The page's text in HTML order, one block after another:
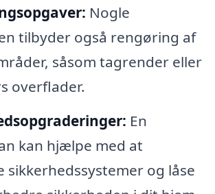
Nogle
tilbyder også rengøring af
såsom tagrender eller
overflader.
En
kan hjælpe med at
sikkerhedssystemer og låse